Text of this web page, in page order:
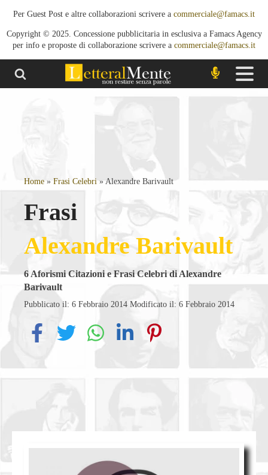
Per Guest Post e altre collaborazioni scrivere a commerciale@famacs.it
Copyright © 2025. Concessione pubblicitaria in esclusiva a Famacs Agency
per info e proposte di collaborazione scrivere a commerciale@famacs.it
Home » Frasi Celebri »Alexandre Barivault
Frasi
Alexandre Barivault
6 Aforismi Citazioni e Frasi Celebri di Alexandre
Barivault
Pubblicato il: 6 Febbraio 2014 Modificato il: 6 Febbraio 2014